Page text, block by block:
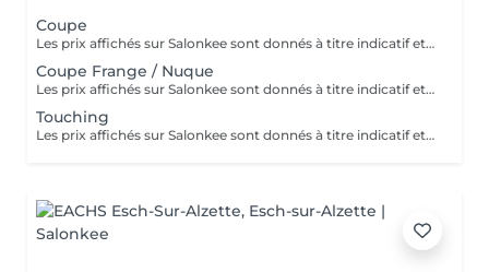
Coupe
Les prix affichés sur Salonkee sont donnés à titre indicatif et correspondent aux tarifs de base. La coupe est une prestation indépendante et n'inclut ni le lavage ni le brushing. Un diagnostic personnalisé sera réalisé lors de votre arrivée afin de vous conseiller au mieux en fonction de vos envies, de votre type de cheveux et du résultat souhaité. Dans tous les cas, un devis détaillé vous sera communiqué avant toute prestation complémentaire, réalisée uniquement avec votre accord.
Coupe Frange / Nuque
Les prix affichés sur Salonkee sont donnés à titre indicatif et représentent les tarifs de base. Ceux-ci peuvent varier en fonction du diagnostic effectué lors de votre arrivée au salon et de l'expertise du professionnel à qui vous confiez vos soins de beauté. Dans tout les cas, un devis détaillé vous sera proposé et toute prestation sera réalisée avec votre accord.
Touching
Les prix affichés sur Salonkee sont donnés à titre indicatif et représentent les tarifs de base. Ceux-ci peuvent varier en fonction du diagnostic effectué lors de votre arrivée au salon et de l'expertise du professionnel à qui vous confiez vos soins de beauté. Dans tout les cas, un devis détaillé vous sera proposé et toute prestation sera réalisée avec votre accord.